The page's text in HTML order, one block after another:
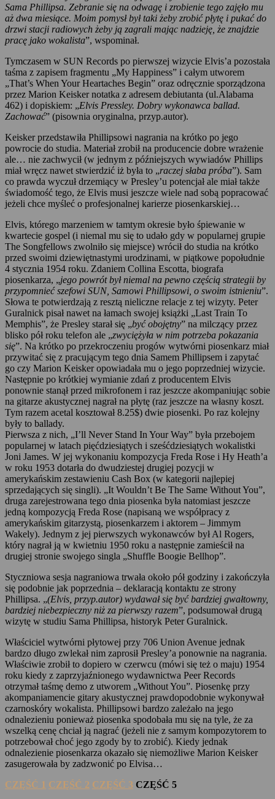
Sama Phillipsa. Zebranie się na odwagę i zrobienie tego zajęło mu
aż dwa miesiące. Moim pomysł był taki żeby zrobić płytę i pukać do
drzwi stacji radiowych żeby ją zagrali mając nadzieję, że znajdzie
pracę jako wokalista”, wspominał.
Tymczasem w SUN Records po pierwszej wizycie Elvis’a pozostała
taśma z zapisem fragmentu „My Happiness” i całym utworem
„That’s When Your Heartaches Begin” oraz odręcznie sporządzona
przez Marion Keisker notatka z adresem debiutanta (ul.Alabama
462) i dopiskiem: „Elvis Pressley. Dobry wykonawca ballad.
Zachować” (pisownia oryginalna, przyp.autor).
Keisker przedstawiła Phillipsowi nagrania na krótko po jego
powrocie do studia. Materiał zrobił na producencie dobre wrażenie
ale… nie zachwycił (w jednym z późniejszych wywiadów Phillips
miał wręcz nawet stwierdzić iż była to „raczej słaba próba”). Sam
co prawda wyczuł drzemiący w Presley’u potencjał ale miał także
świadomość tego, że Elvis musi jeszcze wiele nad sobą popracować
jeżeli chce myśleć o profesjonalnej karierze piosenkarskiej…
Elvis, którego marzeniem w tamtym okresie było śpiewanie w
kwartecie gospel (i niemal mu się to udało gdy w popularnej grupie
The Songfellows zwolniło się miejsce) wrócił do studia na krótko
przed swoimi dziewiętnastymi urodzinami, w piątkowe popołudnie
4 stycznia 1954 roku. Zdaniem Collina Escotta, biografa
piosenkarza, „jego powrót był niemal na pewno częścią strategii by
przypomnieć szefowi SUN, Samowi Phillipsowi, o swoim istnieniu”.
Słowa te potwierdzają z resztą nieliczne relacje z tej wizyty. Peter
Guralnick pisał nawet na łamach swojej książki „Last Train To
Memphis”, że Presley starał się „być obojętny” na milczący przez
blisko pół roku telefon ale „zwyciężyła w nim potrzeba pokazania
się”. Na krótko po przekroczeniu progów wytwórni piosenkarz miał
przywitać się z pracującym tego dnia Samem Phillipsem i zapytać
go czy Marion Keisker opowiadała mu o jego poprzedniej wizycie.
Następnie po krótkiej wymianie zdań z producentem Elvis
ponownie stanął przed mikrofonem i raz jeszcze akompaniując sobie
na gitarze akustycznej nagrał na płytę (raz jeszcze na własny koszt.
Tym razem acetal kosztował 8.25$) dwie piosenki. Po raz kolejny
były to ballady.
Pierwsza z nich, „I’ll Never Stand In Your Way” była przebojem
popularnej w latach pięćdziesiątych i sześćdziesiątych wokalistki
Joni James. W jej wykonaniu kompozycja Freda Rose i Hy Heath’a
w roku 1953 dotarła do dwudziestej drugiej pozycji w
amerykańskim zestawieniu Cash Box (w kategorii najlepiej
sprzedających się singli). „It Wouldn’t Be The Same Without You”,
druga zarejestrowana tego dnia piosenka była natomiast jeszcze
jedną kompozycją Freda Rose (napisaną we współpracy z
amerykańskim gitarzystą, piosenkarzem i aktorem – Jimmym
Wakely). Jednym z jej pierwszych wykonawców był Al Rogers,
który nagrał ją w kwietniu 1950 roku a następnie zamieścił na
drugiej stronie swojego singla „Shuffle Boogie Bellhop”.
Styczniowa sesja nagraniowa trwała około pół godziny i zakończyła
się podobnie jak poprzednia – deklaracją kontaktu ze strony
Phillipsa. „(Elvis, przyp.autor) wydawał się być bardziej gwałtowny,
bardziej niebezpieczny niż za pierwszy razem”, podsumował drugą
wizytę w studiu Sama Phillipsa, historyk Peter Guralnick.
Właściciel wytwórni płytowej przy 706 Union Avenue jednak
bardzo długo zwlekał nim zaprosił Presley’a ponownie na nagrania.
Właściwie zrobił to dopiero w czerwcu (mówi się też o maju) 1954
roku kiedy z zaprzyjaźnionego wydawnictwa Peer Records
otrzymał taśmę demo z utworem „Without You”. Piosenkę przy
akompaniamencie gitary akustycznej prawdopodobnie wykonywał
czarnoskóry wokalista. Phillipsowi bardzo zależało na jego
odnalezieniu ponieważ piosenka spodobała mu się na tyle, że za
wszelką cenę chciał ją nagrać (jeżeli nie z samym kompozytorem to
potrzebował choć jego zgody by to zrobić). Kiedy jednak
odnalezienie piosenkarza okazało się niemożliwe Marion Keisker
zasugerowała by zadzwonić po Elvisa…
CZĘŚĆ 1 CZĘŚĆ 2 CZĘŚĆ 3 CZĘŚĆ 5